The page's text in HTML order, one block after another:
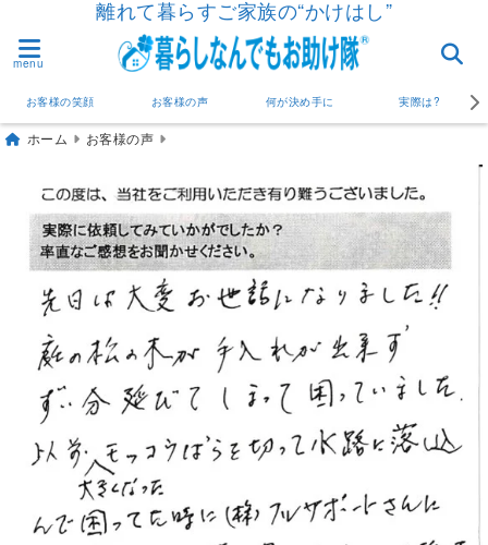
離れて暮らすご家族の“かけはし”
menu
お客様の笑顔 お客様の声 何が決め手に 実際は?
ホーム お客様の声